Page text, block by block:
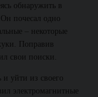
обнаружить в
Он почесал одно
– некоторые
Поправив
свои поиски.
и уйти из своего
электромагнитные